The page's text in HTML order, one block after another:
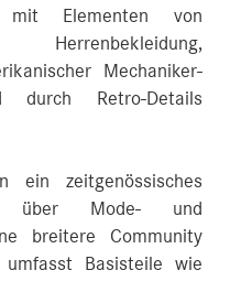
Elementen von
Mechaniker-
durch Retro-Details
zeitgenössisches
über Mode- und
breitere Community
Basisteile wie